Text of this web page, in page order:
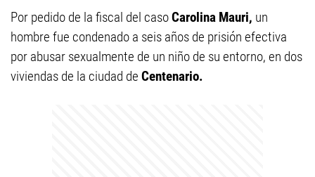
Por pedido de la fiscal del casoCarolina Mauri, un
hombre fue condenado a seis años de prisión efectiva
por abusar sexualmente de un niño de su entorno, en dos
viviendas de la ciudad de Centenario.